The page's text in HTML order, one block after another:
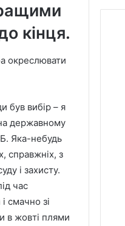
кінця.
окреслювати
був вибір – я
державному
Яка-небудь
справжніх, з
і захисту.
час
смачно зі
в жовті плями